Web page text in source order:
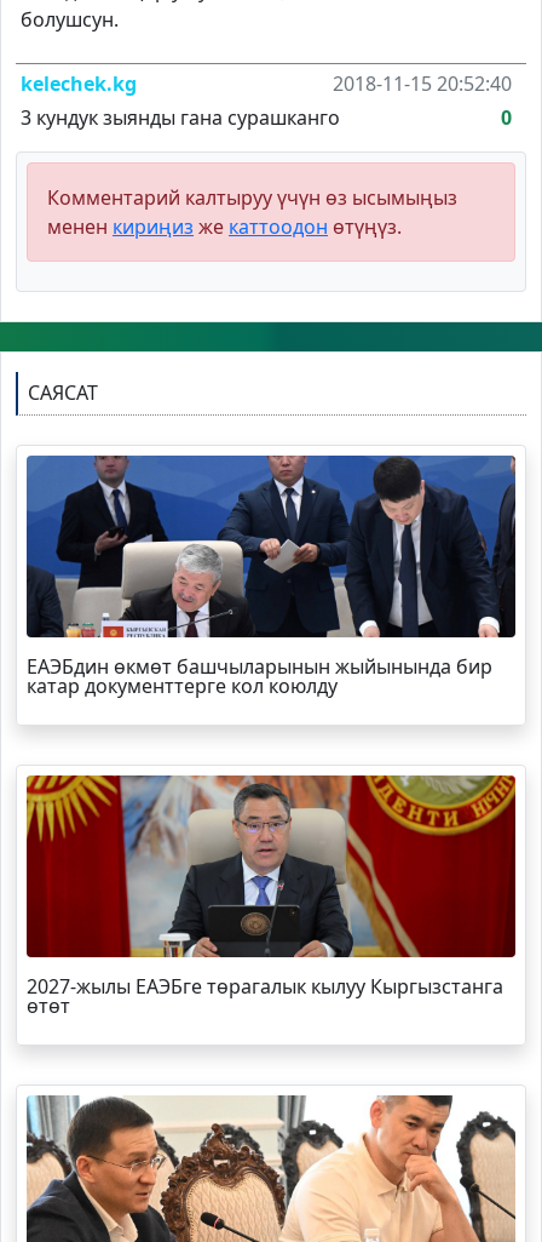
болушсун.
kelechek.kg
2018-11-15 20:52:40
3 кундук зыянды гана сурашканго
0
Комментарий калтыруу үчүн өз ысымыңыз
менен кириңиз же каттоодон өтүңүз.
САЯСАТ
ЕАЭБдин өкмөт башчыларынын жыйынында бир
катар документтерге кол коюлду
2027-жылы ЕАЭБге төрагалык кылуу Кыргызстанга
өтөт